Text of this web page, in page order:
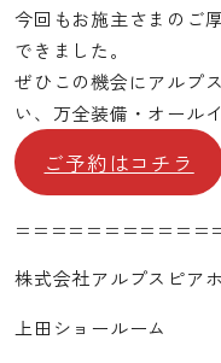
今回もお施主さまのご
できました。
ぜひこの機会にアルプ
い、万全装備・オール
ご予約はコチラ
株式会社アルプスピア
上田ショールーム